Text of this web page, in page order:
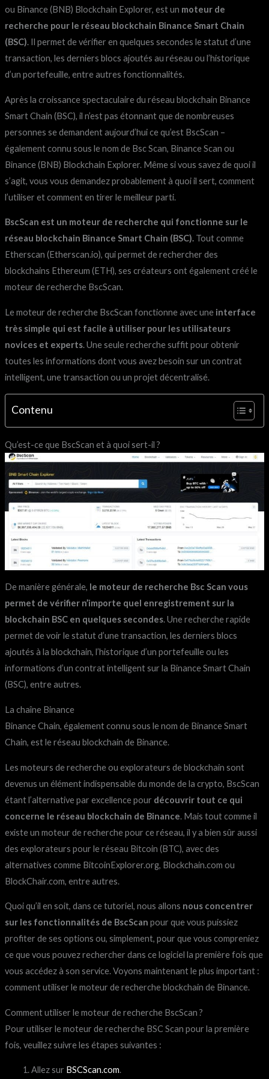
ou Binance (BNB) Blockchain Explorer, est un moteur de
recherche pour le réseau blockchain Binance Smart Chain
(BSC). Il permet de vérifier en quelques secondes le statut d’une
transaction, les derniers blocs ajoutés au réseau ou l’historique
d’un portefeuille, entre autres fonctionnalités.
Après la croissance spectaculaire du réseau blockchain Binance
Smart Chain (BSC), il n’est pas étonnant que de nombreuses
personnes se demandent aujourd’hui ce qu’est BscScan –
également connu sous le nom de Bsc Scan, Binance Scan ou
Binance (BNB) Blockchain Explorer. Même si vous savez de quoi il
s’agit, vous vous demandez probablement à quoi il sert, comment
l’utiliser et comment en tirer le meilleur parti.
BscScan est un moteur de recherche qui fonctionne sur le
réseau blockchain Binance Smart Chain (BSC).Tout comme
Etherscan (Etherscan.io), qui permet de rechercher des
blockchains Ethereum (ETH), ses créateurs ont également créé le
moteur de recherche BscScan.
Le moteur de recherche BscScan fonctionne avec une interface
très simple qui est facile à utiliser pour les utilisateurs
novices et experts. Une seule recherche suffit pour obtenir
toutes les informations dont vous avez besoin sur un contrat
intelligent, une transaction ou un projet décentralisé.
Contenu
Qu’est-ce que BscScan et à quoi sert-il ?
De manière générale, le moteur de recherche Bsc Scan vous
permet de vérifier n’importe quel enregistrement sur la
blockchain BSC en quelques secondes. Une recherche rapide
permet de voir le statut d’une transaction, les derniers blocs
ajoutés à la blockchain, l’historique d’un portefeuille ou les
informations d’un contrat intelligent sur la Binance Smart Chain
(BSC), entre autres.
La chaîne Binance
Binance Chain, également connu sous le nom de Binance Smart
Chain, est le réseau blockchain de Binance.
Les moteurs de recherche ou explorateurs de blockchain sont
devenus un élément indispensable du monde de la crypto, BscScan
étant l’alternative par excellence pour découvrir tout ce qui
concerne le réseau blockchain de Binance. Mais tout comme il
existe un moteur de recherche pour ce réseau, il y a bien sûr aussi
des explorateurs pour le réseau Bitcoin (BTC), avec des
alternatives comme BitcoinExplorer.org, Blockchain.com ou
BlockChair.com, entre autres.
Quoi qu’il en soit, dans ce tutoriel, nous allons nous concentrer
sur les fonctionnalités de BscScan pour que vous puissiez
profiter de ses options ou, simplement, pour que vous compreniez
ce que vous pouvez rechercher dans ce logiciel la première fois que
vous accédez à son service. Voyons maintenant le plus important :
comment utiliser le moteur de recherche blockchain de Binance.
Comment utiliser le moteur de recherche BscScan ?
Pour utiliser le moteur de recherche BSC Scan pour la première
fois, veuillez suivre les étapes suivantes :
Allez sur BSCScan.com.